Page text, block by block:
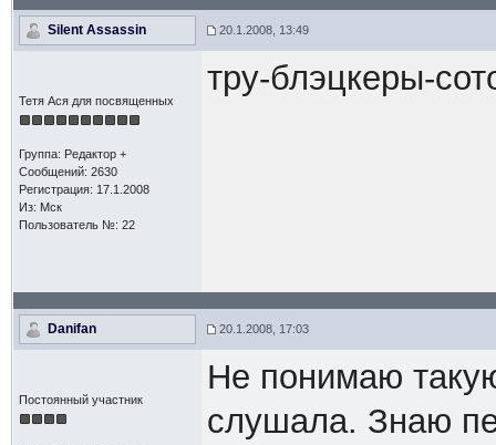
Silent Assassin 20.1.2008, 13:49
Тетя Ася для посвященных
Группа: Редактор +
Сообщений: 2630
Регистрация: 17.1.2008
Из: Мск
Пользователь №: 22
тру-блэцкеры-
Danifan 20.1.2008, 17:03
Постоянный участник
Не понимаю
слушала. Знаю